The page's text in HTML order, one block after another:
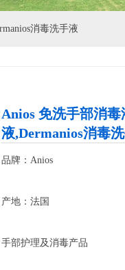
消毒洗手液
Anios 免洗手部消毒
液,Dermanios消毒
品牌：Anios
产地：法国
手部护理及消毒产品